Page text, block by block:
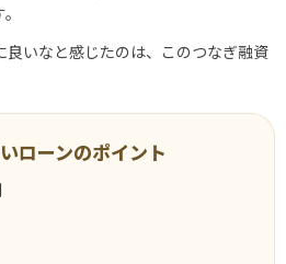
良いなと感じたのは、このつなぎ融資
ローンのポイント